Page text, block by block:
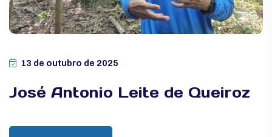
13 de outubro de 2025
José Antonio Leite de Queiroz